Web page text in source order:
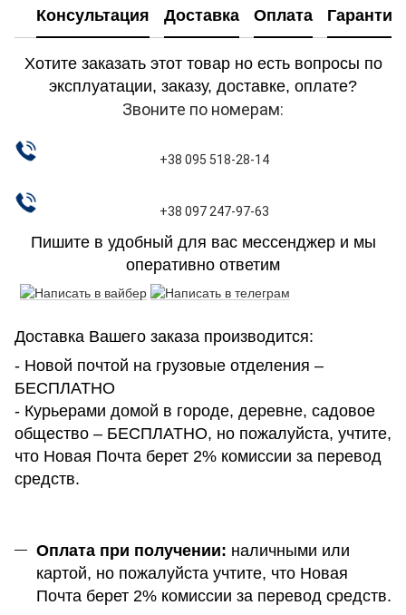
Консультация Доставка Оплата Гарантия
Хотите заказать этот товар но есть вопросы по
эксплуатации, заказу, доставке, оплате?
Звоните по номерам:
+38 095 518-28-14
+38 097 247-97-63
Пишите в удобный для вас мессенджер и мы
оперативно ответим
Доставка Вашего заказа производится:
- Новой почтой на грузовые отделения –
БЕСПЛАТНО
- Курьерами домой в городе, деревне, садовое
общество – БЕСПЛАТНО, но пожалуйста, учтите,
что Новая Почта берет 2% комиссии за перевод
средств.
Оплата при получении: наличными или
картой, но пожалуйста учтите, что Новая
Почта берет 2% комиссии за перевод средств.